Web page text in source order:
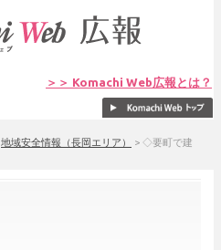
＞＞ Komachi Web広報とは？
地域安全情報（長岡エリア） > ◇要町で建